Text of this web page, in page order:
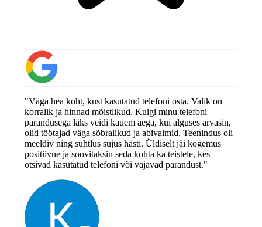
"Väga hea koht, kust kasutatud telefoni osta. Valik on
korralik ja hinnad mõistlikud. Kuigi minu telefoni
parandusega läks veidi kauem aega, kui alguses arvasin,
olid töötajad väga sõbralikud ja abivalmid. Teenindus oli
meeldiv ning suhtlus sujus hästi. Üldiselt jäi kogemus
positiivne ja soovitaksin seda kohta ka teistele, kes
otsivad kasutatud telefoni või vajavad parandust."